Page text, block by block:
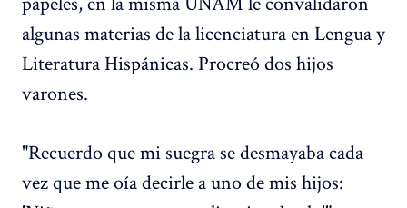
algunas materias de la licenciatura en Lengua y
Literatura Hispánicas. Procreó dos hijos
varones.
"Recuerdo que mi suegra se desmayaba cada
vez que me oía decirle a uno de mis hijos: